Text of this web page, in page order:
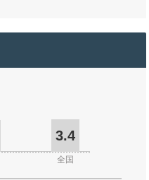
3.4
全国